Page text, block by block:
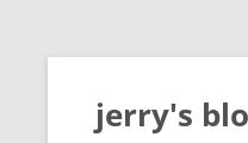
跳
正
文
jerry's